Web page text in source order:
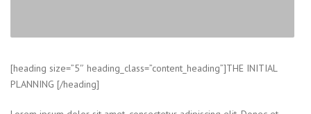
[heading size=”5″ heading_class=”content_heading”]THE INITIAL
PLANNING [/heading]